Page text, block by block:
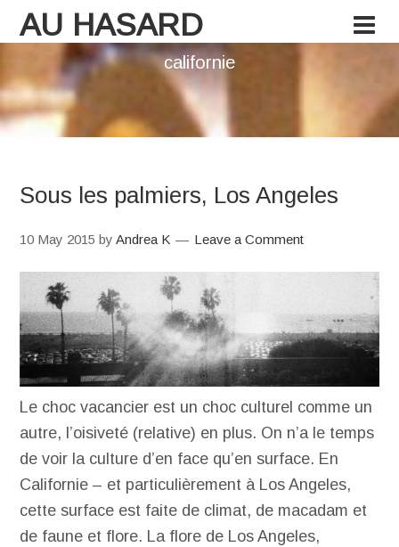
AU HASARD
californie
Sous les palmiers, Los Angeles
10 May 2015 byAndrea K Leave a Comment
Le choc vacancier est un choc culturel comme un
autre, l’oisiveté (relative) en plus. On n’a le temps
de voir la culture d’en face qu’en surface. En
Californie – et particulièrement à Los Angeles,
cette surface est faite de climat, de macadam et
de faune et flore. La flore de Los Angeles,